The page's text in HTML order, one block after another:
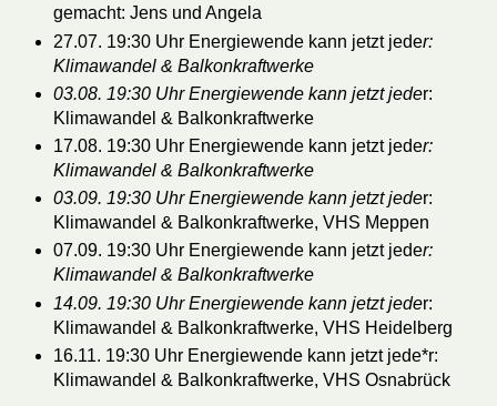
gemacht: Jens und Angela
27.07. 19:30 Uhr Energiewende kann jetzt jeder:
Klimawandel & Balkonkraftwerke
03.08. 19:30 Uhr Energiewende kann jetzt jeder:
Klimawandel & Balkonkraftwerke
17.08. 19:30 Uhr Energiewende kann jetzt jeder:
Klimawandel & Balkonkraftwerke
03.09. 19:30 Uhr Energiewende kann jetzt jeder:
Klimawandel & Balkonkraftwerke, VHS Meppen
07.09. 19:30 Uhr Energiewende kann jetzt jeder:
Klimawandel & Balkonkraftwerke
14.09. 19:30 Uhr Energiewende kann jetzt jeder:
Klimawandel & Balkonkraftwerke, VHS Heidelberg
16.11. 19:30 Uhr Energiewende kann jetzt jede*r:
Klimawandel & Balkonkraftwerke, VHS Osnabrück